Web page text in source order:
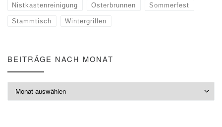
Nistkastenreinigung Osterbrunnen Sommerfest
Stammtisch Wintergrillen
BEITRÄGE NACH MONAT